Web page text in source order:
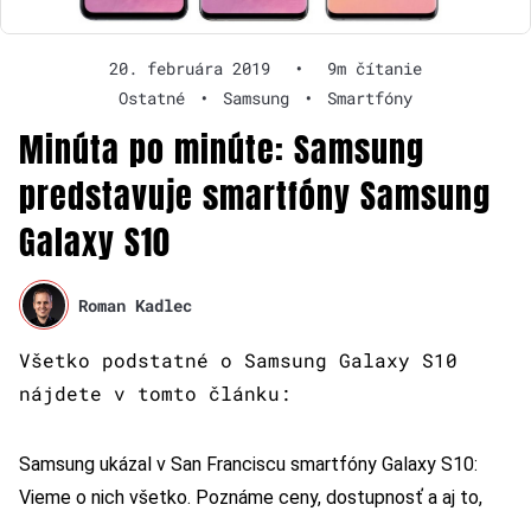
20. februára 2019 •
9m čítanie
Ostatné
• Samsung • Smartfóny
Minúta po minúte: Samsung
predstavuje smartfóny Samsung
Galaxy S10
Roman Kadlec
Všetko podstatné o Samsung Galaxy S10
nájdete v tomto článku:
Samsung ukázal v San Franciscu smartfóny Galaxy S10:
Vieme o nich všetko. Poznáme ceny, dostupnosť a aj to,